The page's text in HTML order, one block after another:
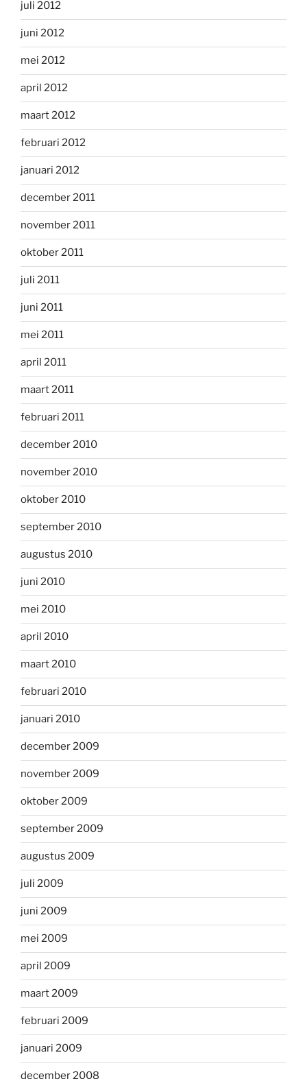
juli 2012
juni 2012
mei 2012
april 2012
maart 2012
februari 2012
januari 2012
december 2011
november 2011
oktober 2011
juli 2011
juni 2011
mei 2011
april 2011
maart 2011
februari 2011
december 2010
november 2010
oktober 2010
september 2010
augustus 2010
juni 2010
mei 2010
april 2010
maart 2010
februari 2010
januari 2010
december 2009
november 2009
oktober 2009
september 2009
augustus 2009
juli 2009
juni 2009
mei 2009
april 2009
maart 2009
februari 2009
januari 2009
december 2008